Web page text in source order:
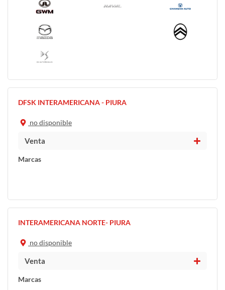
DFSK INTERAMERICANA - PIURA
no disponible
Venta
Marcas
INTERAMERICANA NORTE- PIURA
no disponible
Venta
Marcas